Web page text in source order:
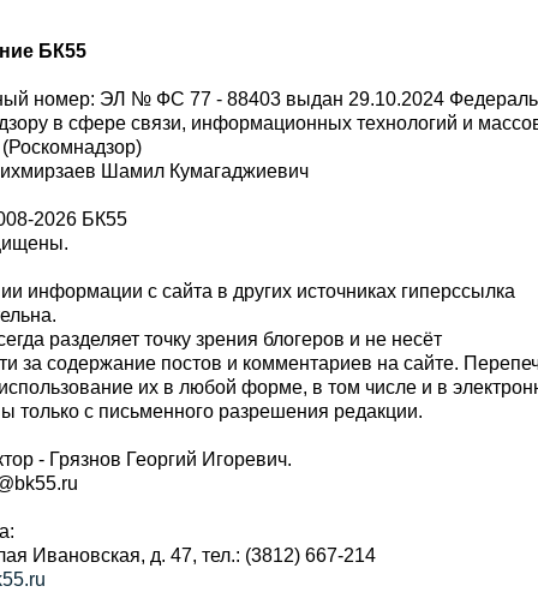
БК55
номер: ЭЛ № ФС 77 - 88403 выдан 29.10.2024
в сфере связи, информационных технологий и
Шамил Кумагаджиевич
2026 БК55
информации с сайта в других источниках гиперссылка
разделяет точку зрения блогеров и не несёт
за содержание постов и комментариев на сайте.
их в любой форме, в том числе и в
с письменного разрешения редакции.
- Грязнов Георгий Игоревич.
Ивановская, д. 47, тел.: (3812) 667-214